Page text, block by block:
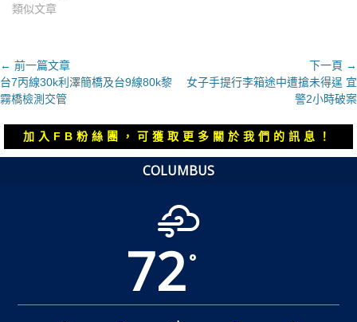
類似文章
文
章
導
覽
← 前一篇文章
上
一
章：
台7丙線30k利澤簡橋及台9線80k黎
霧橋檢測交管
下一頁 →
下
文
章：
女子手提行李箱途中遭搶未得逞 宜
警2小時破案
加入FB粉絲團，可獲取更多關於我們的訊息！
COLUMBUS
72°